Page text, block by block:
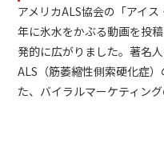
アメリカALS協会の「アイ
年に氷水をかぶる動画を投
発的に広がりました。著名
ALS（筋萎縮性側索硬化症
た、バイラルマーケティン